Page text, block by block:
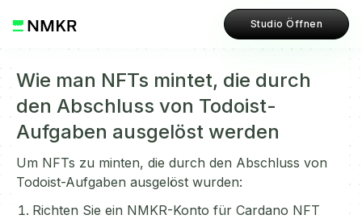
Studio Öffnen
Wie man NFTs mintet, die durch
den Abschluss von Todoist-
Aufgaben ausgelöst werden
Um NFTs zu minten, die durch den Abschluss von
Todoist-Aufgaben ausgelöst wurden:
Richten Sie ein NMKR-Konto für Cardano NFT